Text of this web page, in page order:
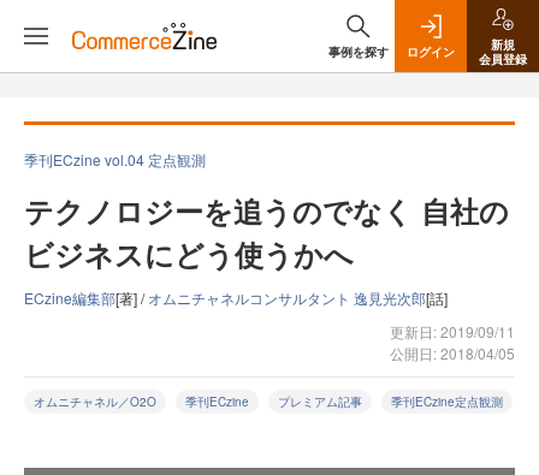
事例を探す ログイン
新規
会員登録
季刊ECzine vol.04 定点観測
テクノロジーを追うのでなく 自社の
ビジネスにどう使うかへ
ECzine編集部[著] /オムニチャネルコンサルタント 逸見光次郎[話]
更新日: 2019/09/11
公開日: 2018/04/05
オムニチャネル／O2O 季刊ECzine プレミアム記事 季刊ECzine定点観測